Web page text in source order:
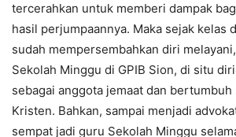
tercerahkan untuk memberi dampak
hasil perjumpaannya. Maka sejak kelas
sudah mempersembahkan diri
Sekolah Minggu di GPIB Sion, di situ
sebagai anggota jemaat dan
Kristen. Bahkan, sampai menjadi
sempat jadi guru Sekolah Minggu